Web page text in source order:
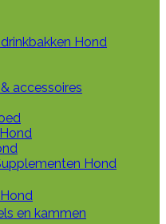
Hond
accessoires
Hond
en kammen